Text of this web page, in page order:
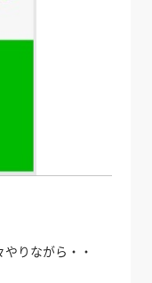
りながら・・